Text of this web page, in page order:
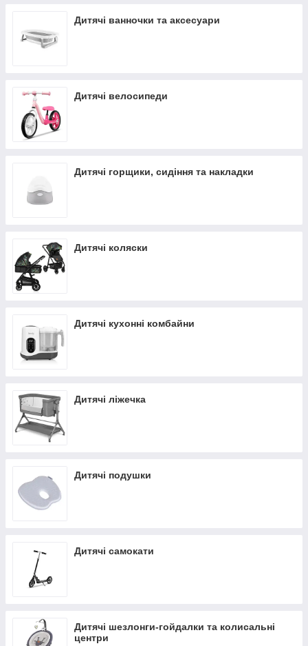
Дитячі ванночки та аксесуари
Дитячі велосипеди
Дитячі горщики, сидіння та накладки
Дитячі коляски
Дитячі кухонні комбайни
Дитячі ліжечка
Дитячі подушки
Дитячі самокати
Дитячі шезлонги-гойдалки та колисальні
центри